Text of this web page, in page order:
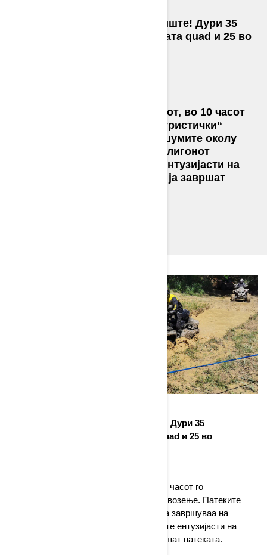
Одлична атмосфера во Глиниште! Дури 35
натпреварувачи во категоријата quad и 25 во
По пријавувањето и брифингот, во 10 часот
го започнавме квадното и „туристички“
возење. Патеките водеа низ шумите околу
Вараждин, а завршуваа на полигонот
Глиниште, каде најхрабрите ентузијасти на
АТВ го чекаа полигонот за да ја завршат
Одлична атмосфера во Глиниште! Дури 35
натпреварувачи во категоријата quad и 25 во
По пријавувањето и брифингот, во 10 часот го
започнавме квадното и „туристички“ возење. Патеките
водеа низ шумите околу Вараждин, а завршуваа на
полигонот Глиниште, каде најхрабрите ентузијасти на
АТВ го чекаа полигонот за да ја завршат патеката.